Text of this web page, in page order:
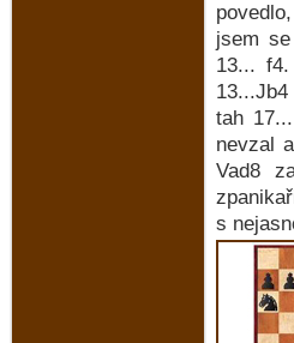
jsem
13...
tah
nevzal
Vad8
s